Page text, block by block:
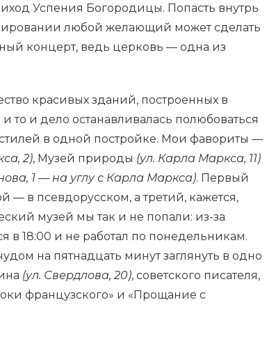
Успения Богородицы. Попасть внутрь
любой желающий может сделать
концерт, ведь церковь — одна из
красивых зданий, построенных в
то и дело останавливалась полюбоваться
в одной постройке. Мои фавориты —
2), Музей природы (ул. Карла Маркса, 11)
1 — на углу с Карла Маркса). Первый
— в псевдорусском, а третий, кажется,
музей мы так и не попали: из-за
в 18:00 и не работал по понедельникам.
на пятнадцать минут заглянуть в одно
(ул. Свердлова, 20), советского писателя,
французского» и «Прощание с